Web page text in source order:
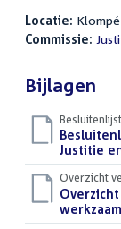
Locatie:
Commissie:
Bijlagen
Download
bestand:
Justitie
Overzicht
Download
bestand: